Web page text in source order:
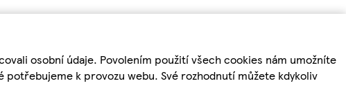
osobní údaje. Povolením použití všech cookies nám umožníte
k provozu webu. Své rozhodnutí můžete kdykoliv